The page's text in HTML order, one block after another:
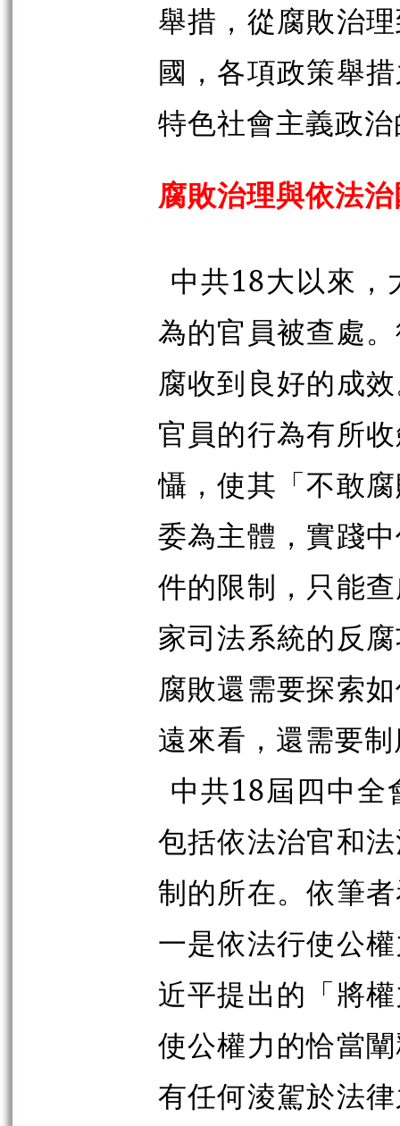
舉措，從腐敗治
國，各項政策舉
特色社會主義政
腐敗治理與依法
中共18大以來，
為的官員被查處
腐收到良好的成
官員的行為有所
懾，使其「不敢
委為主體，實踐
件的限制，只能
家司法系統的反
腐敗還需要探索
遠來看，還需要
中共18屆四中全
包括依法治官和
制的所在。依筆
一是依法行使公
近平提出的「將
使公權力的恰當
有任何淩駕於法